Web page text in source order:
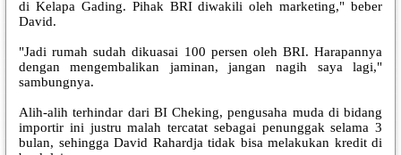
di Kelapa Gading. Pihak BRI diwakili oleh marketing," beber
David.
"Jadi rumah sudah dikuasai 100 persen oleh BRI. Harapannya
dengan mengembalikan jaminan, jangan nagih saya lagi,"
sambungnya.
Alih-alih terhindar dari BI Cheking, pengusaha muda di bidang
importir ini justru malah tercatat sebagai penunggak selama 3
bulan, sehingga David Rahardja tidak bisa melakukan kredit di